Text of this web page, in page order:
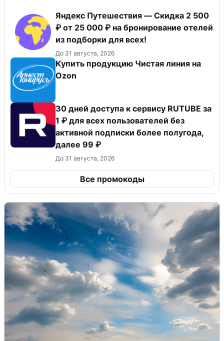
Яндекс Путешествия — Скидка 2 500
₽ от 25 000 ₽ на бронирование отелей
из подборки для всех!
До 31 августа, 2026
Купить продукцию Чистая линия на
Ozon
30 дней доступа к сервису RUTUBE за
1 ₽ для всех пользователей без
активной подписки более полугода,
далее 99 ₽
До 31 августа, 2026
Все промокоды